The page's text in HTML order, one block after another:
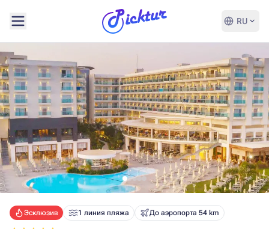
RU
Эсклюзив 1 линия пляжа До аэропорта 54 km